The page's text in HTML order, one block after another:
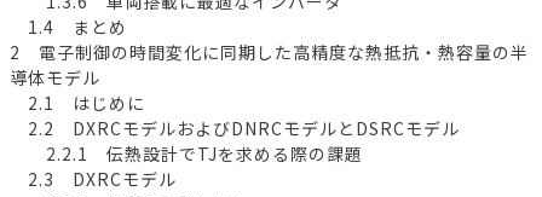
1.4 まとめ
2 電子制御の時間変化に同期した高精度な熱抵抗・熱容量の半
導体モデル
2.1 はじめに
2.2 DXRCモデルおよびDNRCモデルとDSRCモデル
2.2.1 伝熱設計でTJを求める際の課題
2.3 DXRCモデル